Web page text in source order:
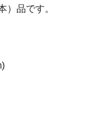
）品です。